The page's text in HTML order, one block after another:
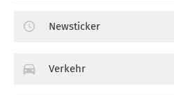
Newsticker
Verkehr